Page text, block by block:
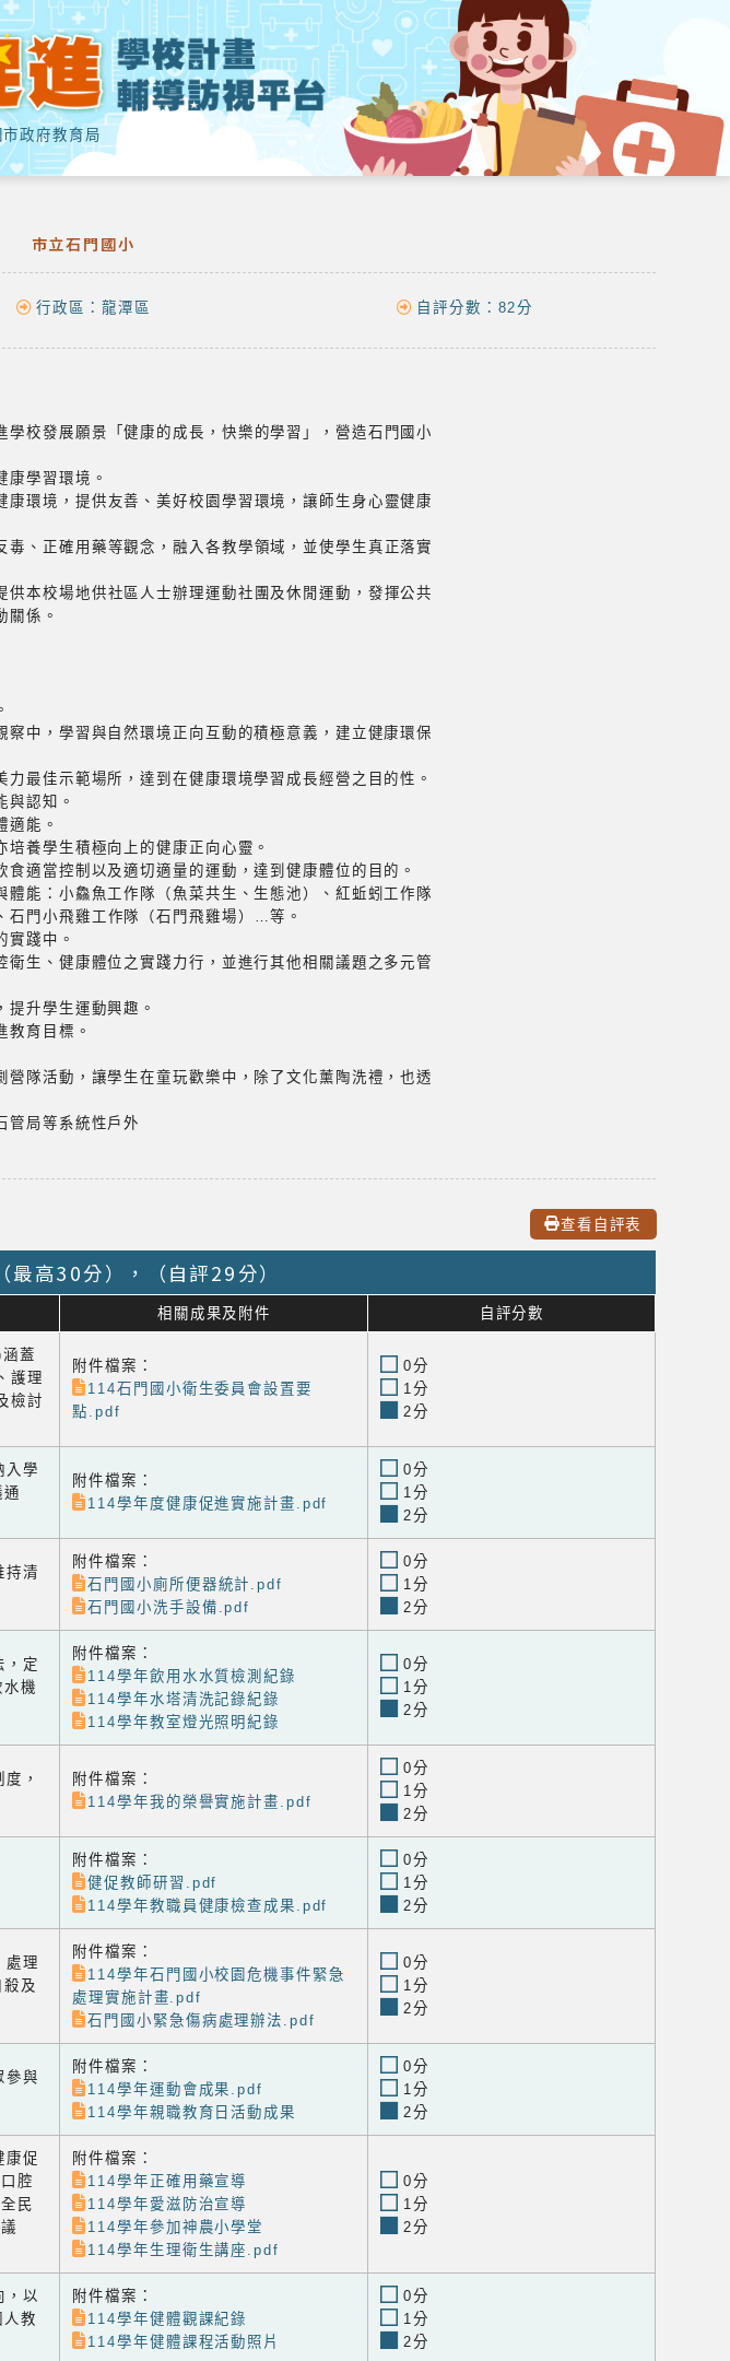
市政府教育局
市立石門國小
行政區： 龍潭區 自評分數： 82分
校發展願景「健康的成長，快樂的學習」，營造石門國小
康學習環境。
環境，提供友善、美好校園學習環境，讓師生身心靈健康
、正確用藥等觀念，融入各教學領域，並使學生真正落實
本校場地供社區人士辦理運動社團及休閒運動，發揮公共
關係。
中，學習與自然環境正向互動的積極意義，建立健康環保
最佳示範場所，達到在健康環境學習成長經營之目的性。
與認知。
適能。
養學生積極向上的健康正向心靈。
適當控制以及適切適量的運動，達到健康體位的目的。
能：小鱻魚工作隊（魚菜共生、生態池）、紅蚯蚓工作隊
石門小飛雞工作隊（石門飛雞場）…等。
實踐中。
生、健康體位之實踐力行，並進行其他相關議題之多元管
升學生運動興趣。
教育目標。
隊活動，讓學生在童玩歡樂中，除了文化薰陶洗禮，也透
管局等系統性戶外
查看自評表
最高30分），（自評29分）
相關成果及附件 自評分數
蓋
護理
檢討
附件檔案：
114石門國小衛生委員會設置要
點.pdf
0分
1分
2分
入學
附件檔案：
114學年度健康促進實施計畫.pdf
0分
1分
2分
持清
附件檔案：
石門國小廁所便器統計.pdf
石門國小洗手設備.pdf
0分
1分
2分
，定
機
附件檔案：
114學年飲用水水質檢測紀錄
114學年水塔清洗記錄紀錄
114學年教室燈光照明紀錄
0分
1分
2分
，
附件檔案：
114學年我的榮譽實施計畫.pdf
0分
1分
2分
附件檔案：
健促教師研習.pdf
114學年教職員健康檢查成果.pdf
0分
1分
2分
處理
及
附件檔案：
114學年石門國小校園危機事件緊急
處理實施計畫.pdf
石門國小緊急傷病處理辦法.pdf
0分
1分
2分
參與
附件檔案：
114學年運動會成果.pdf
114學年親職教育日活動成果
0分
1分
2分
康促
腔
民
附件檔案：
114學年正確用藥宣導
114學年愛滋防治宣導
114學年參加神農小學堂
114學年生理衛生講座.pdf
0分
1分
2分
，以
教
附件檔案：
114學年健體觀課紀錄
114學年健體課程活動照片
0分
1分
2分